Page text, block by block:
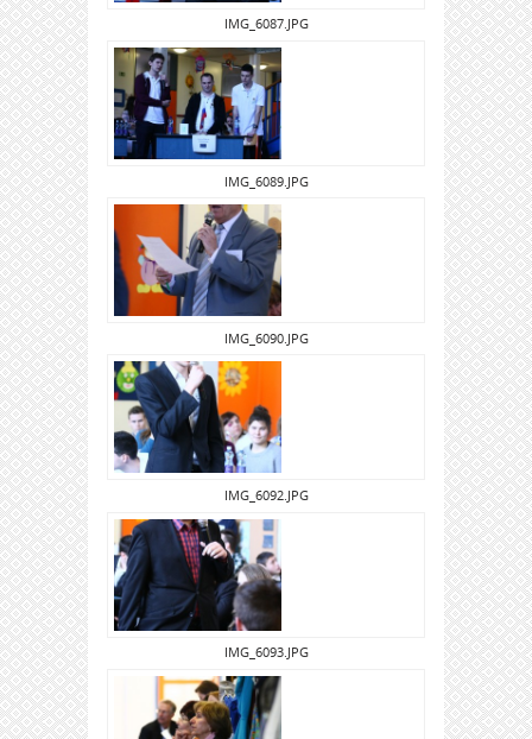
IMG_6087.JPG
IMG_6089.JPG
IMG_6090.JPG
IMG_6092.JPG
IMG_6093.JPG